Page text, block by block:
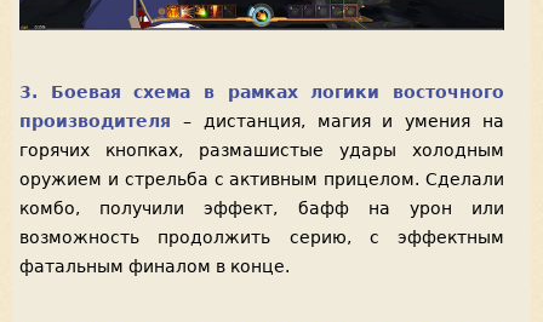
3. Боевая схема в рамках логики восточного
производителя – дистанция, магия и умения на
горячих кнопках, размашистые удары холодным
оружием и стрельба с активным прицелом. Сделали
комбо, получили эффект, бафф на урон или
возможность продолжить серию, с эффектным
фатальным финалом в конце.